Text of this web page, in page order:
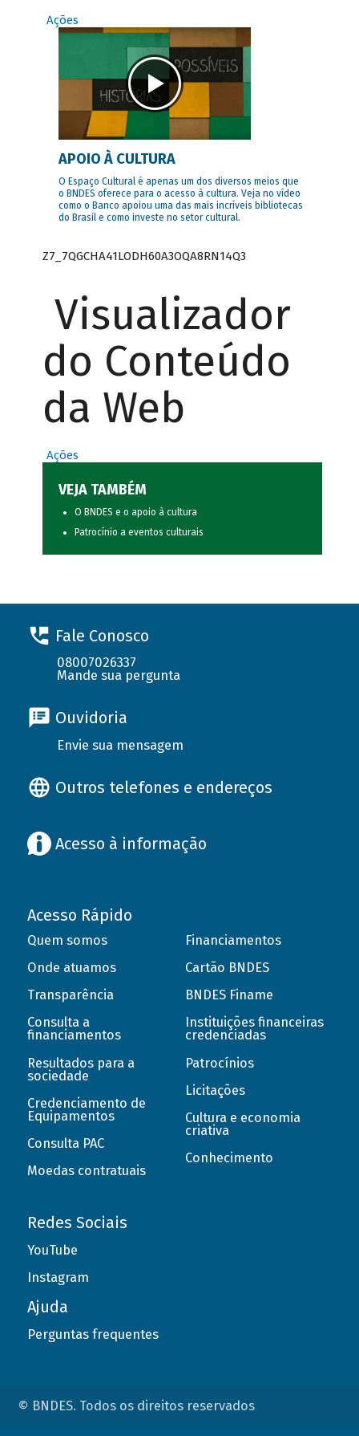
Ações
APOIO À CULTURA
O Espaço Cultural é apenas um dos diversos meios que
o BNDES oferece para o acesso à cultura. Veja no vídeo
como o Banco apoiou uma das mais incríveis bibliotecas
do Brasil e como investe no setor cultural.
Z7_7QGCHA41LODH60A3OQA8RN14Q3
Visualizador
do Conteúdo
da Web
Ações
VEJA TAMBÉM
O BNDES e o apoio à cultura
Patrocínio a eventos culturais
Fale Conosco
08007026337
Mande sua pergunta
Ouvidoria
Envie sua mensagem
Outros telefones e endereços
Acesso à informação
Acesso Rápido
Quem somos
Onde atuamos
Transparência
Consulta a
financiamentos
Resultados para a
sociedade
Credenciamento de
Equipamentos
Consulta PAC
Moedas contratuais
Financiamentos
Cartão BNDES
BNDES Finame
Instituições financeiras
credenciadas
Patrocínios
Licitações
Cultura e economia
criativa
Conhecimento
Redes Sociais
YouTube
Instagram
Ajuda
Perguntas frequentes
© BNDES. Todos os direitos reservados